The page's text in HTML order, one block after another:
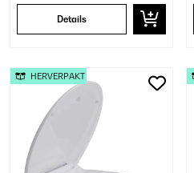
Details
HERVERPAKT